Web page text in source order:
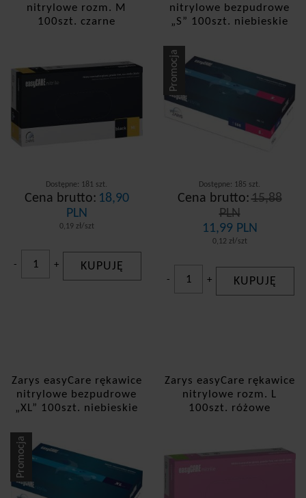
nitrylowe rozm. M
100szt. czarne
Dostępne: 181 szt.
Cena brutto: 18,90
PLN
0,19 zł/szt
- + KUPUJĘ
nitrylowe bezpudrowe
„S” 100szt. niebieskie
Dostępne: 185 szt.
Cena brutto: 15,88
PLN
11,99 PLN
0,12 zł/szt
Promocja
- + KUPUJĘ
Zarys easyCare rękawice
nitrylowe bezpudrowe
„XL” 100szt. niebieskie
Promocja
Zarys easyCare rękawice
nitrylowe rozm. L
100szt. różowe